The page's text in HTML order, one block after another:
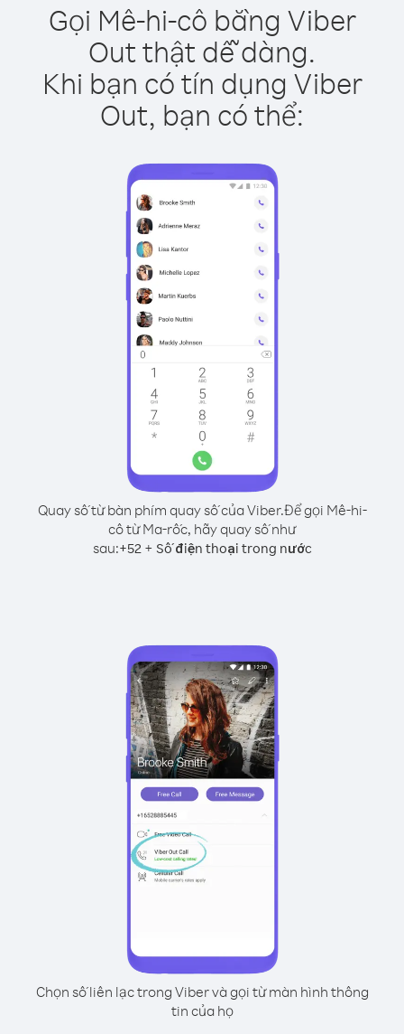
Gọi Mê-hi-cô bằng Viber
Out thật dễ dàng.
Khi bạn có tín dụng Viber
Out, bạn có thể:
Quay số từ bàn phím quay số của Viber.Để gọi Mê-hi-
cô từ Ma-rốc, hãy quay số như
sau:+52+ Số điện thoại trong nước
Chọn số liên lạc trong Viber và gọi từ màn hình thông
tin của họ